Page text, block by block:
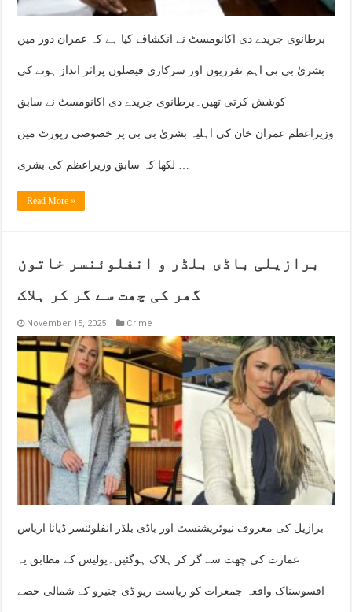
برطانوی جریدے دی اکانومسٹ نے انکشاف کیا ہے کہ عمران دور میں
بشریٰ بی بی اہم تقرریوں اور سرکاری فیصلوں پراثر انداز ہونے کی
کوشش کرتی تھیں۔برطانوی جریدے دی اکانومسٹ نے سابق
وزیراعظم عمران خان کی اہلیہ بشریٰ بی بی پر خصوصی رپورٹ میں
Read More »
برازیلی باڈی بلڈر و انفلوئنسر خاتون
گھر کی چھت سے گر کر ہلاک
November 15, 2025 Crime
برازیل کی معروف نیوٹریشنسٹ اور باڈی بلڈر انفلوئنسر ڈیانا اریاس
عمارت کی چھت سے گر کر ہلاک ہوگئیں۔پولیس کے مطابق یہ
افسوسناک واقعہ جمعرات کو ریاست ریو ڈی جنیرو کے شمالی حصے